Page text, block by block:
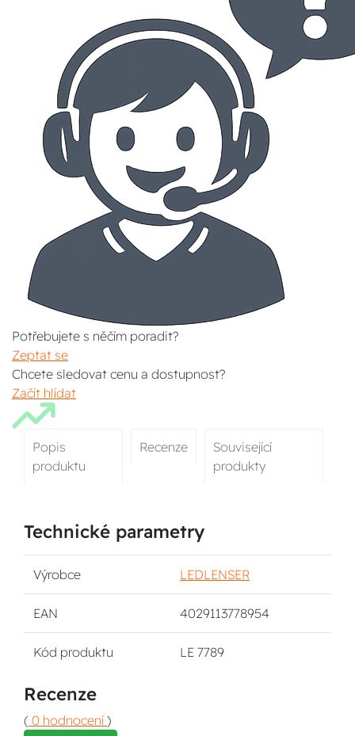
Potřebujete s něčím poradit?
Zeptat se
Chcete sledovat cenu a dostupnost?
Začít hlídat
Popis
produktu
Recenze
Související
produkty
Technické parametry
Výrobce LEDLENSER
EAN 4029113778954
Kód produktu LE 7789
Recenze
( 0 hodnocení )